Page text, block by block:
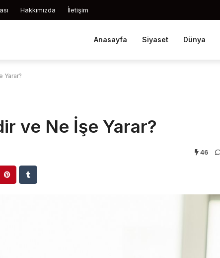
Hakkımızda İletişim
Anasayfa Siyaset Dünya
Yarar?
ve Ne İşe Yarar?
46